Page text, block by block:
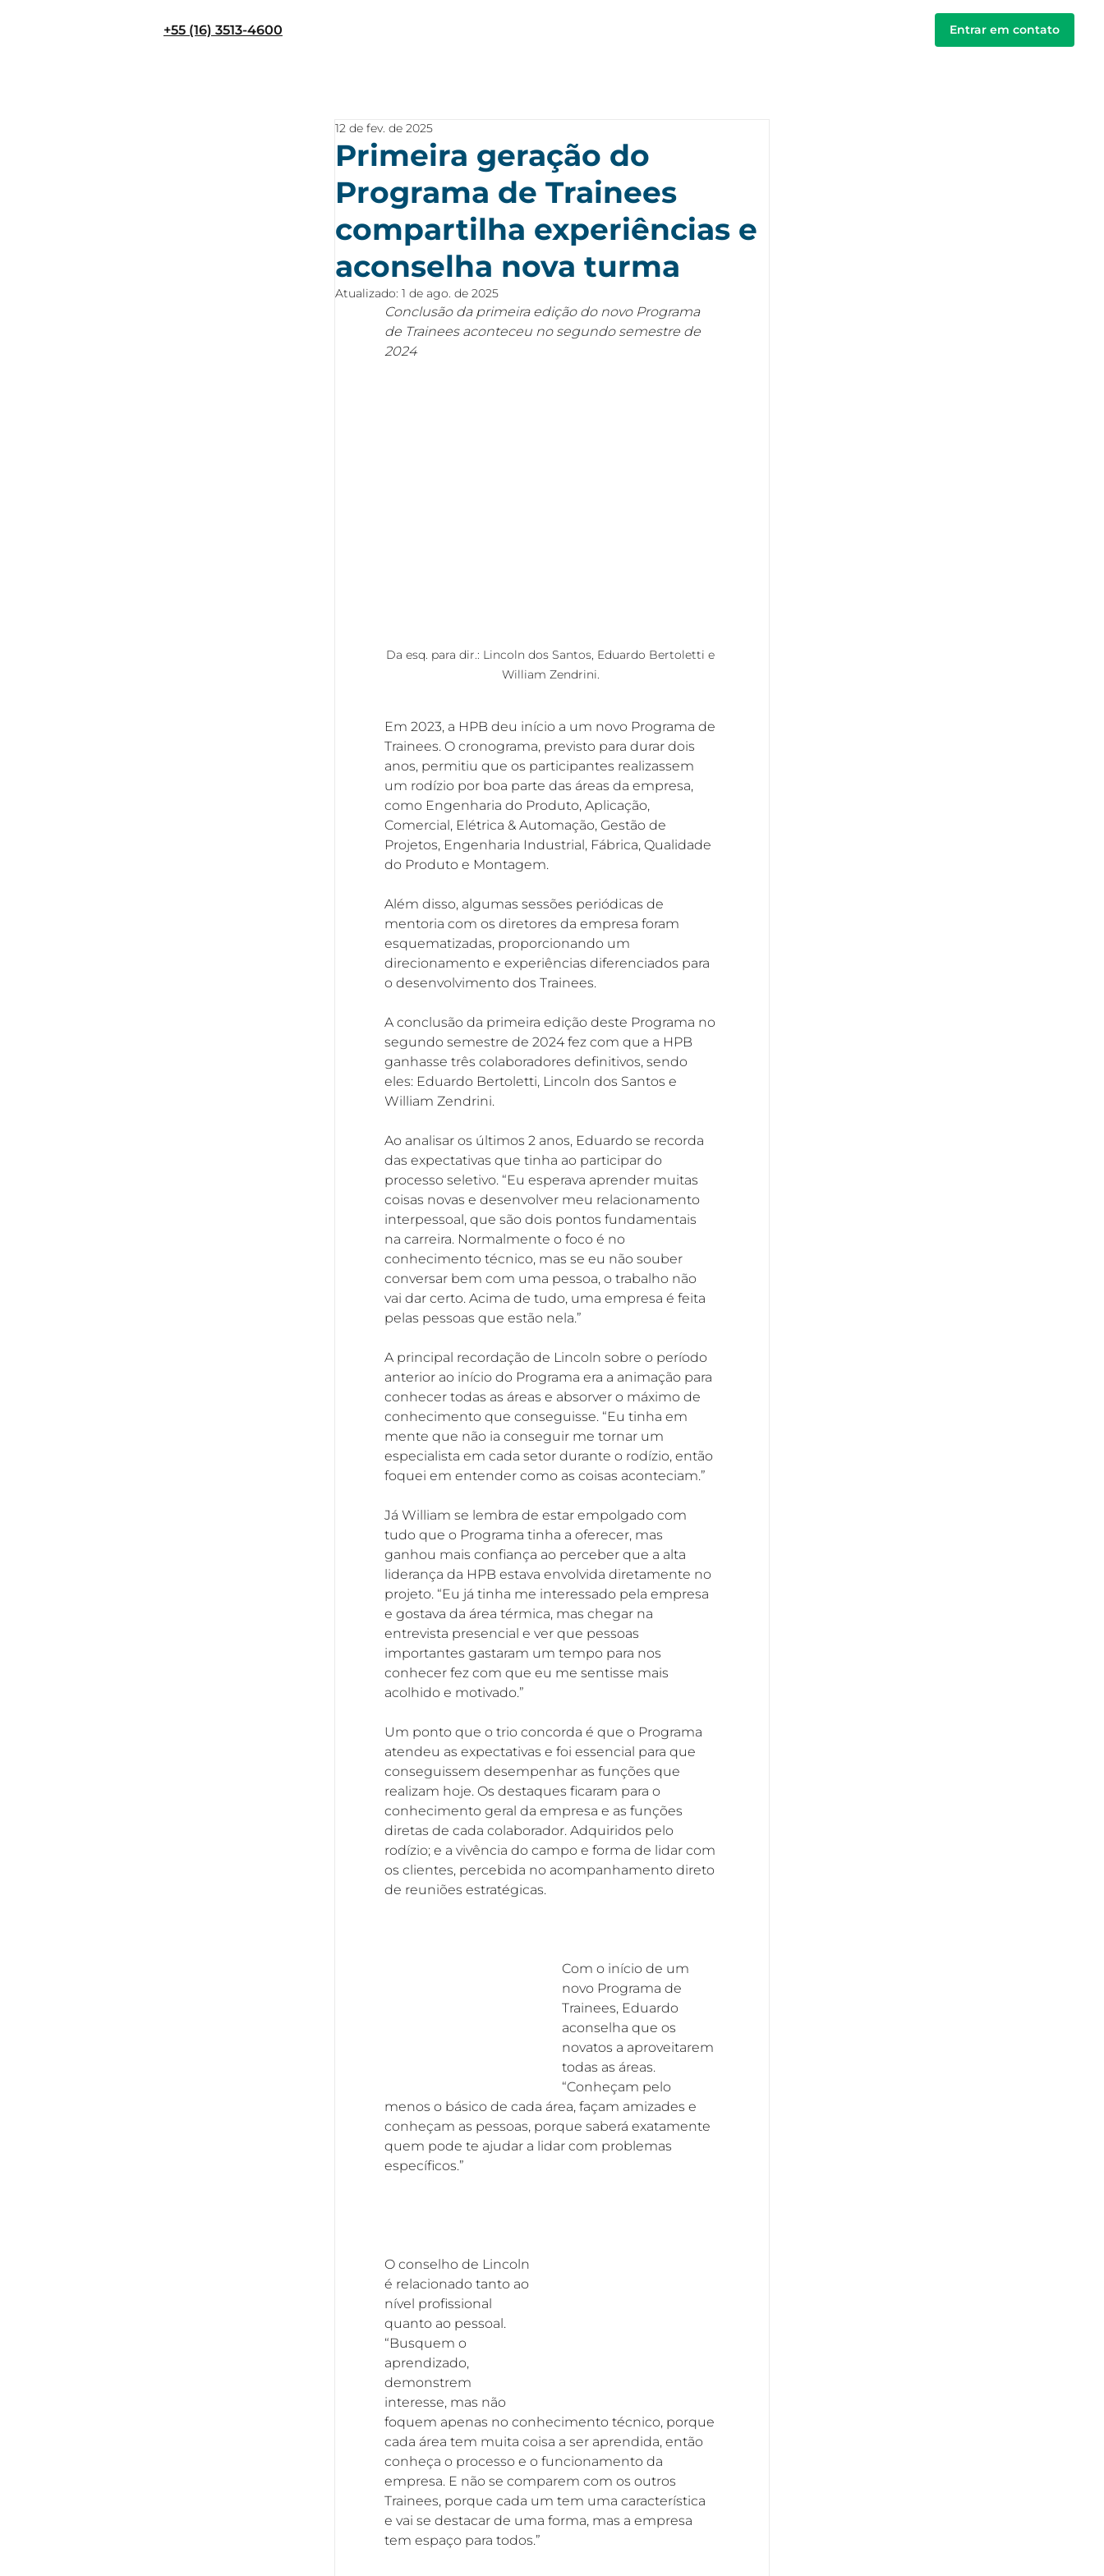
+55 (16) 3513-4600 Entrar em contato
Primeira geração do
Programa de Trainees
compartilha experiências e
aconselha nova turma
12 de fev. de 2025
Atualizado:1 de ago. de 2025
Conclusão da primeira edição do novo Programa
de Trainees aconteceu no segundo semestre de
2024
Da esq. para dir.: Lincoln dos Santos, Eduardo Bertoletti e
William Zendrini.
Em 2023, a HPB deu início a um novo Programa de
Trainees. O cronograma, previsto para durar dois
anos, permitiu que os participantes realizassem
um rodízio por boa parte das áreas da empresa,
como Engenharia do Produto, Aplicação,
Comercial, Elétrica & Automação, Gestão de
Projetos, Engenharia Industrial, Fábrica, Qualidade
do Produto e Montagem.
Além disso, algumas sessões periódicas de
mentoria com os diretores da empresa foram
esquematizadas, proporcionando um
direcionamento e experiências diferenciados para
o desenvolvimento dos Trainees.
A conclusão da primeira edição deste Programa no
segundo semestre de 2024 fez com que a HPB
ganhasse três colaboradores definitivos, sendo
eles: Eduardo Bertoletti, Lincoln dos Santos e
William Zendrini.
Ao analisar os últimos 2 anos, Eduardo se recorda
das expectativas que tinha ao participar do
processo seletivo. “Eu esperava aprender muitas
coisas novas e desenvolver meu relacionamento
interpessoal, que são dois pontos fundamentais
na carreira. Normalmente o foco é no
conhecimento técnico, mas se eu não souber
conversar bem com uma pessoa, o trabalho não
vai dar certo. Acima de tudo, uma empresa é feita
pelas pessoas que estão nela.”
A principal recordação de Lincoln sobre o período
anterior ao início do Programa era a animação para
conhecer todas as áreas e absorver o máximo de
conhecimento que conseguisse. “Eu tinha em
mente que não ia conseguir me tornar um
especialista em cada setor durante o rodízio, então
foquei em entender como as coisas aconteciam.”
Já William se lembra de estar empolgado com
tudo que o Programa tinha a oferecer, mas
ganhou mais confiança ao perceber que a alta
liderança da HPB estava envolvida diretamente no
projeto. “Eu já tinha me interessado pela empresa
e gostava da área térmica, mas chegar na
entrevista presencial e ver que pessoas
importantes gastaram um tempo para nos
conhecer fez com que eu me sentisse mais
acolhido e motivado.”
Um ponto que o trio concorda é que o Programa
atendeu as expectativas e foi essencial para que
conseguissem desempenhar as funções que
realizam hoje. Os destaques ficaram para o
conhecimento geral da empresa e as funções
diretas de cada colaborador. Adquiridos pelo
rodízio; e a vivência do campo e forma de lidar com
os clientes, percebida no acompanhamento direto
de reuniões estratégicas.
Com o início de um
novo Programa de
Trainees, Eduardo
aconselha que os
novatos a aproveitarem
todas as áreas.
“Conheçam pelo
menos o básico de cada área, façam amizades e
conheçam as pessoas, porque saberá exatamente
quem pode te ajudar a lidar com problemas
específicos.”
O conselho de Lincoln
é relacionado tanto ao
nível profissional
quanto ao pessoal.
“Busquem o
aprendizado,
demonstrem
interesse, mas não
foquem apenas no conhecimento técnico, porque
cada área tem muita coisa a ser aprendida, então
conheça o processo e o funcionamento da
empresa. E não se comparem com os outros
Trainees, porque cada um tem uma característica
e vai se destacar de uma forma, mas a empresa
tem espaço para todos.”